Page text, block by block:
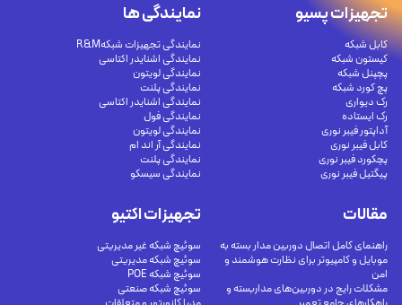
تجهیزات پسیو
کابل شبکه
کیستون شبکه
پچپنل شبکه
پچ کورد شبکه
رک دیواری
رک ایستاده
آداپتور فیبر نوری
کابل فیبر نوری
پچکورد فیبر نوری
پیگتیل فیبر نوری
تجهیزات اکتیو
سوئیچ شبکه غیر مدیریتی
سوئیچ شبکه مدیریتی
سوئیچ شبکه POE
سوئیچ شبکه صنعتی
نمایندگی ها
نمایندگی تجهیزات شبکهR&M
نمایندگی اشنایدر اکتاسی
نمایندگی لویتون
نمایندگی پلنت
نمایندگی اشنایدر اکتاسی
نمایندگی فول
نمایندگی لویتون
نمایندگی آر اند ام
نمایندگی پلنت
نمایندگی سیسکو
مقالات
راهنمای کامل اتصال دوربین مدار بسته به
موبایل و کامپیوتر برای نظارت هوشمند و
امن
مشکلات رایج در دوربین‌های مداربسته و